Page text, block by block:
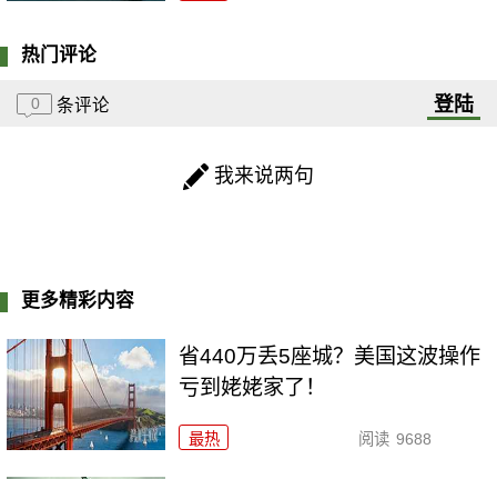
热门评论
0 条评论 登陆
我来说两句
更多精彩内容
省440万丢5座城？美国这波操作
亏到姥姥家了！
最热 阅读 9688